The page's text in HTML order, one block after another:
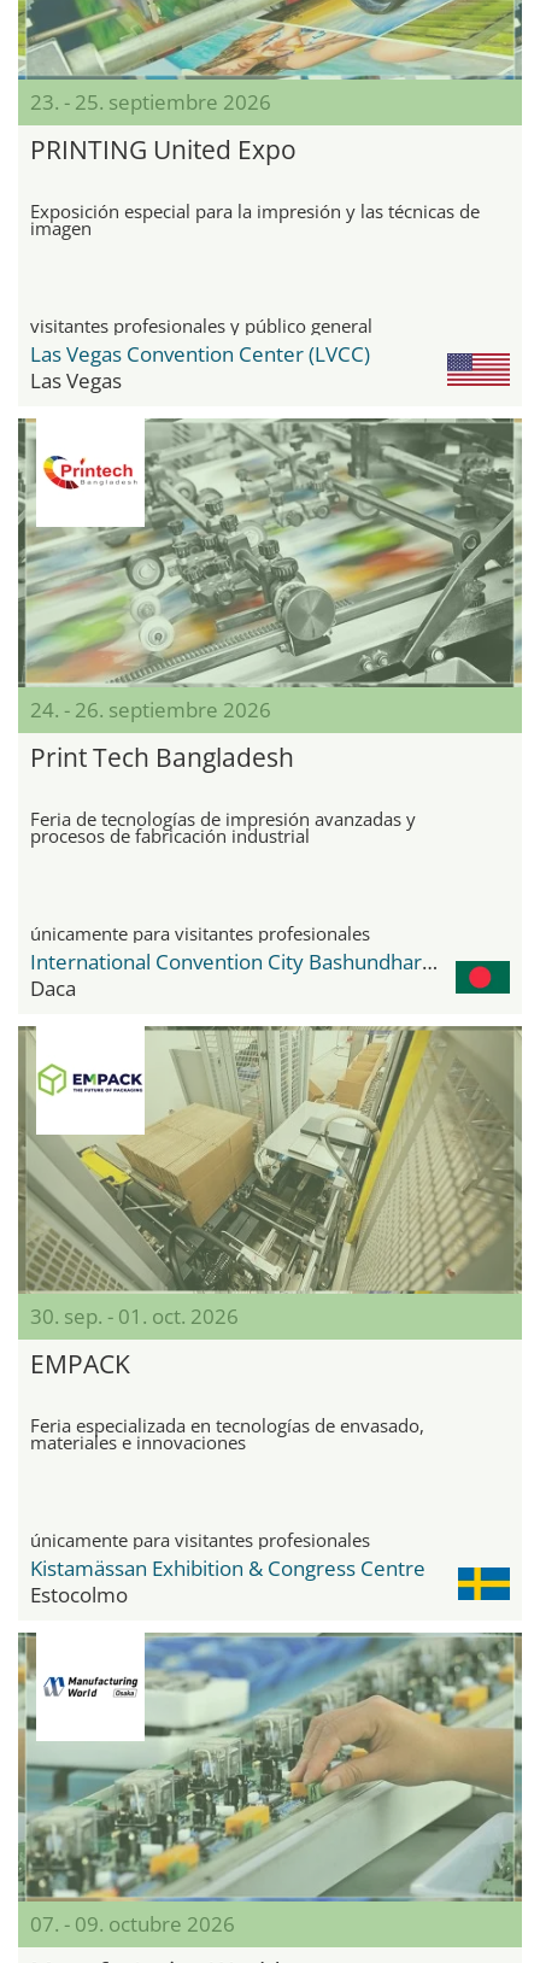
23. - 25. septiembre 2026
PRINTING United Expo
Exposición especial para la impresión y las técnicas de
imagen
visitantes profesionales y público general
Las Vegas Convention Center (LVCC)
Las Vegas
24. - 26. septiembre 2026
Print Tech Bangladesh
Feria de tecnologías de impresión avanzadas y
procesos de fabricación industrial
únicamente para visitantes profesionales
International Convention City Bashundhara - ICCB
Daca
30. sep. - 01. oct. 2026
EMPACK
Feria especializada en tecnologías de envasado,
materiales e innovaciones
únicamente para visitantes profesionales
Kistamässan Exhibition & Congress Centre
Estocolmo
07. - 09. octubre 2026